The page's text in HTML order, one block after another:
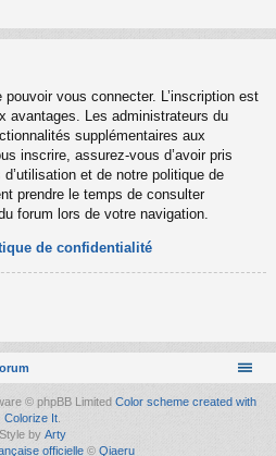
vous connecter. L’inscription est
avantages. Les administrateurs du
supplémentaires aux
inscrire, assurez-vous d’avoir pris
et de notre politique de
prendre le temps de consulter
forum lors de votre navigation.
de confidentialité
© phpBB Limited Color scheme created with
Colorize It.
Style by Arty
officielle © Qiaeru